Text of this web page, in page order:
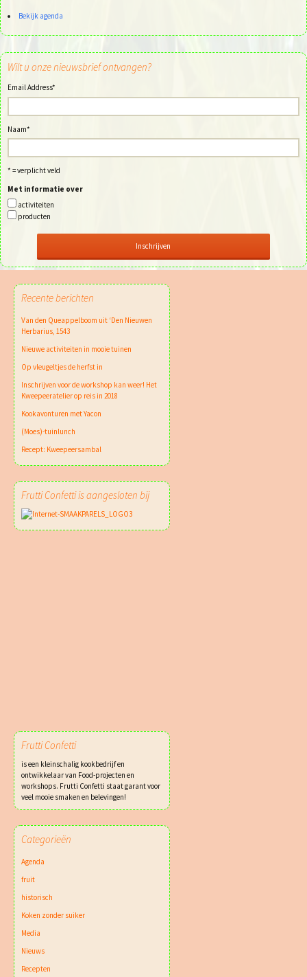
Bekijk agenda
Wilt u onze nieuwsbrief ontvangen?
Email Address*
Naam*
* = verplicht veld
Met informatie over
activiteiten
producten
Recente berichten
Van den Queappelboom uit ‘Den Nieuwen
Herbarius, 1543
Nieuwe activiteiten in mooie tuinen
Op vleugeltjes de herfst in
Inschrijven voor de workshop kan weer! Het
Kweepeeratelier op reis in 2018
Kookavonturen met Yacon
(Moes)-tuinlunch
Recept: Kweepeersambal
Frutti Confetti is aangesloten bij
Frutti Confetti
is een kleinschalig kookbedrijf en
ontwikkelaar van Food-projecten en
workshops. Frutti Confetti staat garant voor
veel mooie smaken en belevingen!
Categorieën
Agenda
fruit
historisch
Koken zonder suiker
Media
Nieuws
Recepten